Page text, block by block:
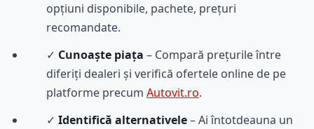
opțiuni disponibile, pachete, prețuri
recomandate.
✓ Cunoaște piața – Compară prețurile între
diferiți dealeri și verifică ofertele online de pe
platforme precum Autovit.ro.
✓ Identifică alternativele– Ai întotdeauna un